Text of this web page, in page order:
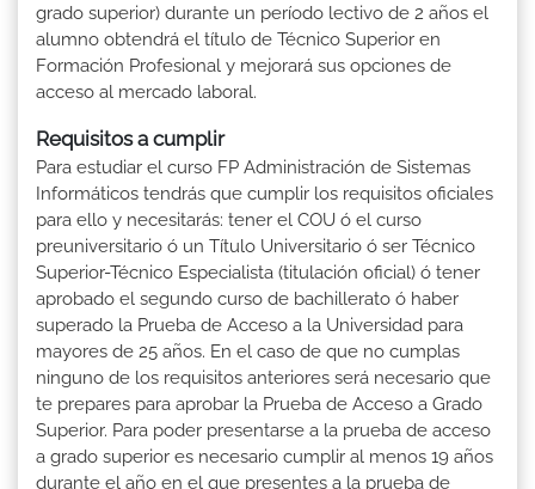
grado superior) durante un período lectivo de 2 años el
alumno obtendrá el título de Técnico Superior en
Formación Profesional y mejorará sus opciones de
acceso al mercado laboral.
Requisitos a cumplir
Para estudiar el curso FP Administración de Sistemas
Informáticos tendrás que cumplir los requisitos oficiales
para ello y necesitarás: tener el COU ó el curso
preuniversitario ó un Título Universitario ó ser Técnico
Superior-Técnico Especialista (titulación oficial) ó tener
aprobado el segundo curso de bachillerato ó haber
superado la Prueba de Acceso a la Universidad para
mayores de 25 años. En el caso de que no cumplas
ninguno de los requisitos anteriores será necesario que
te prepares para aprobar la Prueba de Acceso a Grado
Superior. Para poder presentarse a la prueba de acceso
a grado superior es necesario cumplir al menos 19 años
durante el año en el que presentes a la prueba de